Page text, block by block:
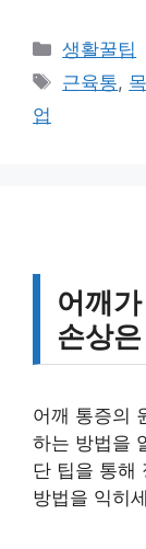
카
테
생활꿀팁
태
근육통,
업
어깨
손상
어깨 통증의
하는 방법을
단 팁을 통해
방법을 익히